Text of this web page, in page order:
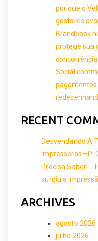
por que o
gestores
Brandbook
protege sua
concorrência
Social
pagamentos
RECENT
Desvendando A
Impressoras HP:
Precisa Saber! -
surgiu a
ARCHIVES
agosto 2026
julho 2026